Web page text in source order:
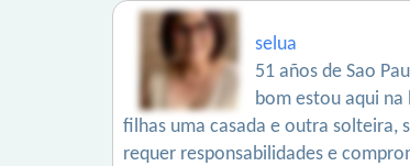
selua
51 años de Sao
bom estou aqui na
filhas uma casada e outra solteira,
requer responsabilidades e